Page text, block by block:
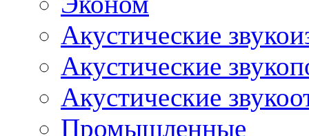
Акустические
Акустические
Акустические
Промышленные